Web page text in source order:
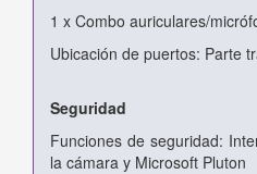
1 x Combo auriculares/
Ubicación de puertos: Parte
Seguridad
Funciones de seguridad:
la cámara y Microsoft Pluton